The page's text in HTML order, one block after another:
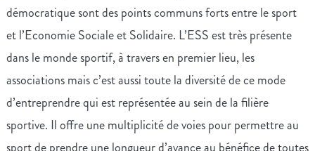
démocratique sont des points communs forts entre le sport
et l’Economie Sociale et Solidaire. L’ESS est très présente
dans le monde sportif, à travers en premier lieu, les
associations mais c’est aussi toute la diversité de ce mode
d’entreprendre qui est représentée au sein de la filière
sportive. Il offre une multiplicité de voies pour permettre au
sport de prendre une longueur d’avance au bénéfice de toutes